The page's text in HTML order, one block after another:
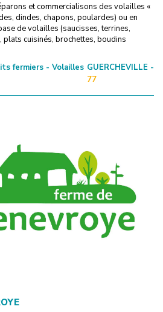
et commercialisons des volailles «
dindes, chapons, poulardes) ou en
de volailles (saucisses, terrines,
cuisinés, brochettes, boudins
fermiers - Volailles GUERCHEVILLE -
77